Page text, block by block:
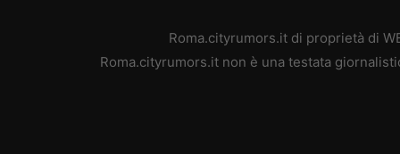
Roma.cityrumors.it di proprietà di
Roma.cityrumors.it non è una testata